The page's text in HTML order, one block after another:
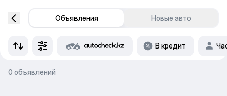
Объявления Новые авто
В кредит
0 объявлений